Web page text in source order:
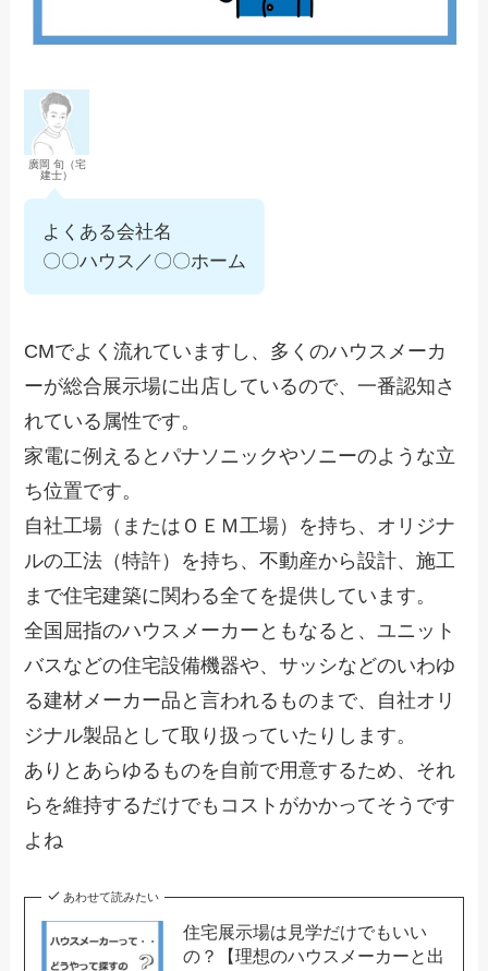
廣岡 旬（宅
建士）
よくある会社名
〇〇ハウス／〇〇ホーム
CMでよく流れていますし、多くのハウスメーカ
ーが総合展示場に出店しているので、一番認知さ
れている属性です。
家電に例えるとパナソニックやソニーのような立
ち位置です。
自社工場（またはＯＥＭ工場）を持ち、オリジナ
ルの工法（特許）を持ち、不動産から設計、施工
まで住宅建築に関わる全てを提供しています。
全国屈指のハウスメーカーともなると、ユニット
バスなどの住宅設備機器や、サッシなどのいわゆ
る建材メーカー品と言われるものまで、自社オリ
ジナル製品として取り扱っていたりします。
ありとあらゆるものを自前で用意するため、それ
らを維持するだけでもコストがかかってそうです
よね
あわせて読みたい
住宅展示場は見学だけでもいい
の？【理想のハウスメーカーと出